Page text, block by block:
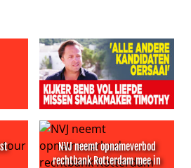
Weber: ‘Ze is vermist’
Kijkers BenB Vol Liefde
NVJ neemt opnameverbod
rechtbank Rotterdam mee in